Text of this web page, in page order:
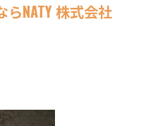
らNATY 株式会社